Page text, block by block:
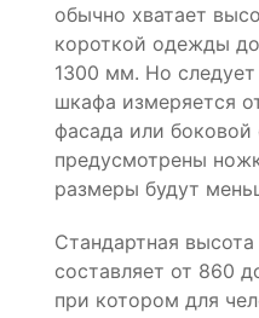
обычно хватает
короткой одежды
1300 мм. Но следует
шкафа измеряется
фасада или
предусмотрены
размеры будут
Стандартная
составляет от 860
при котором для